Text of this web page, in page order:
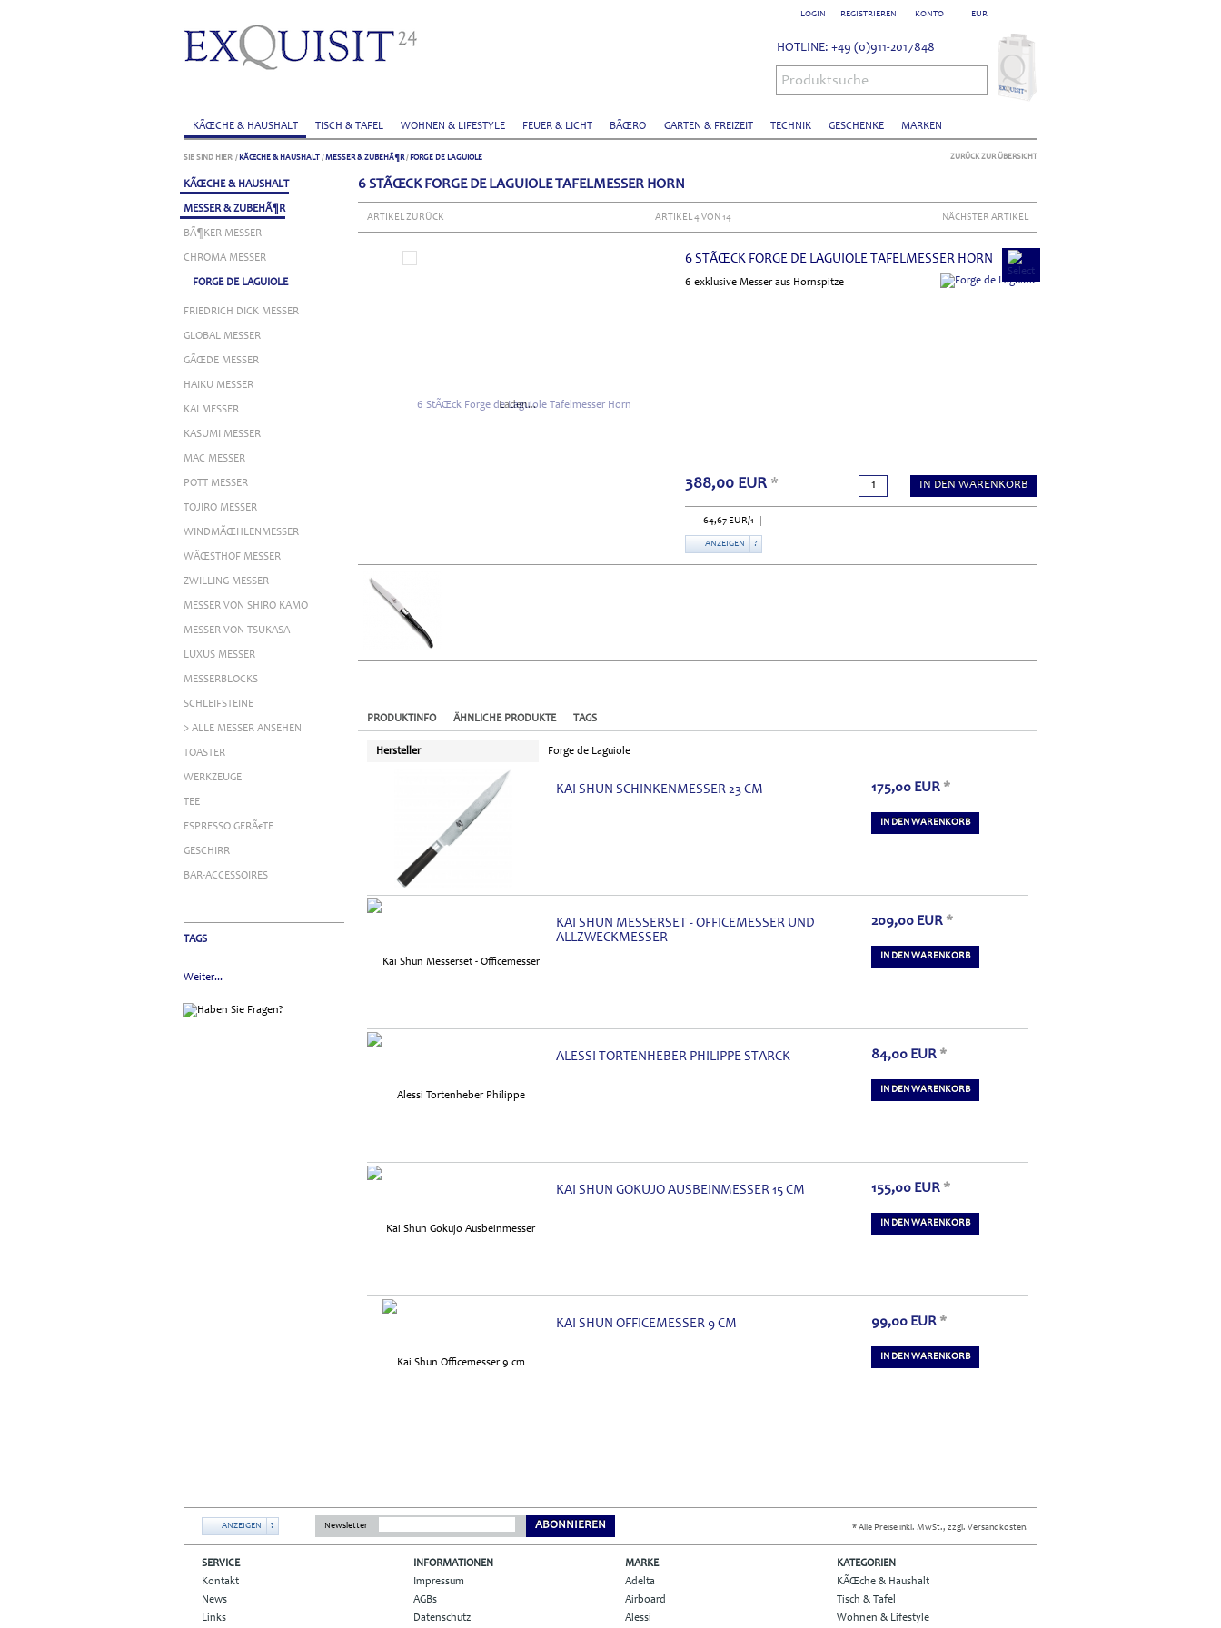
EUR
KONTO
LOGIN REGISTRIEREN
KÃŒCHE & HAUSHALT TISCH & TAFEL WOHNEN & LIFESTYLE FEUER & LICHT BÃŒRO GARTEN & FREIZEIT TECHNIK GESCHENKE MARKEN
HOTLINE: +49 (0)911-2017848
Produktsuche
SIE SIND HIER: / KÃŒCHE & HAUSHALT /MESSER & ZUBEHÃ¶R/ FORGE DE LAGUIOLE
KÃŒCHE & HAUSHALT
MESSER & ZUBEHÃ¶R
BÃ¶KER MESSER
CHROMA MESSER
FORGE DE LAGUIOLE
FRIEDRICH DICK MESSER
GLOBAL MESSER
GÃŒDE MESSER
HAIKU MESSER
KAI MESSER
KASUMI MESSER
MAC MESSER
POTT MESSER
TOJIRO MESSER
WINDMÃŒHLENMESSER
WÃŒSTHOF MESSER
ZWILLING MESSER
MESSER VON SHIRO KAMO
MESSER VON TSUKASA
LUXUS MESSER
MESSERBLOCKS
SCHLEIFSTEINE
> ALLE MESSER ANSEHEN
TOASTER
WERKZEUGE
TEE
ESPRESSO GERÃ€TE
GESCHIRR
BAR-ACCESSOIRES
TAGS
Weiter...
ZURÜCK ZUR ÜBERSICHT
6 STÃŒCK FORGE DE LAGUIOLE TAFELMESSER HORN
ARTIKEL ZURÜCK ARTIKEL 4 VON 14 NÄCHSTER ARTIKEL
Laden...
6 STÃŒCK FORGE DE LAGUIOLE TAFELMESSER HORN
6 exklusive Messer aus Hornspitze
388,00 EUR * IN DEN WARENKORB
64,67 EUR/1
ANZEIGEN ?
PRODUKTINFO ÄHNLICHE PRODUKTE TAGS
Hersteller Forge de Laguiole
KAI SHUN SCHINKENMESSER 23 CM 175,00 EUR *
IN DEN WARENKORB
KAI SHUN MESSERSET - OFFICEMESSER UND
ALLZWECKMESSER
209,00 EUR *
IN DEN WARENKORB
ALESSI TORTENHEBER PHILIPPE STARCK 84,00 EUR *
IN DEN WARENKORB
KAI SHUN GOKUJO AUSBEINMESSER 15 CM 155,00 EUR *
IN DEN WARENKORB
KAI SHUN OFFICEMESSER 9 CM 99,00 EUR *
IN DEN WARENKORB
ANZEIGEN ? Newsletter ABONNIEREN * Alle Preise inkl. MwSt., zzgl. Versandkosten.
SERVICE
Kontakt
News
Links
INFORMATIONEN
Impressum
AGBs
Datenschutz
MARKE
Adelta
Airboard
Alessi
KATEGORIEN
KÃŒche & Haushalt
Tisch & Tafel
Wohnen & Lifestyle